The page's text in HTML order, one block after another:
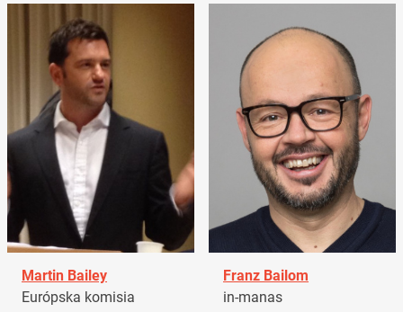
Martin Bailey
Európska komisia
Franz Bailom
in-manas